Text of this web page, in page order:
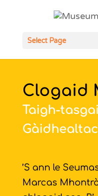
Select Page
Clogaid
Taigh-
’S ann le
Marcas